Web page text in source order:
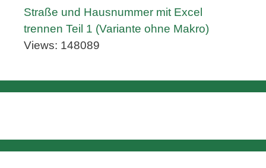
Straße und Hausnummer mit Excel
trennen Teil 1 (Variante ohne Makro)
Views: 148089